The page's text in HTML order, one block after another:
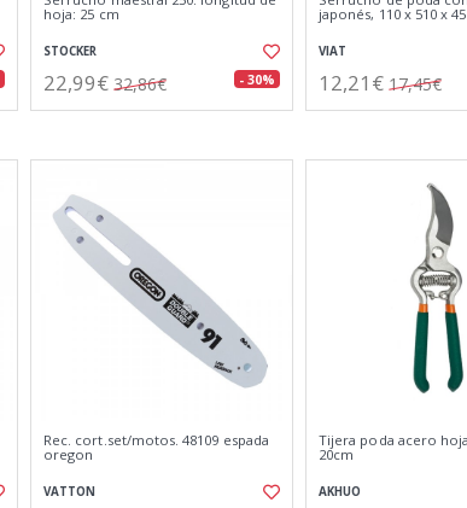
hoja: 25 cm
STOCKER
22,99€ 32,86€ - 30%
japonés, 110 x 510 x
VIAT
12,21€ 17,45€
Rec. cort.set/motos. 48109 espada
oregon
VATTON
Tijera poda acero
20cm
AKHUO